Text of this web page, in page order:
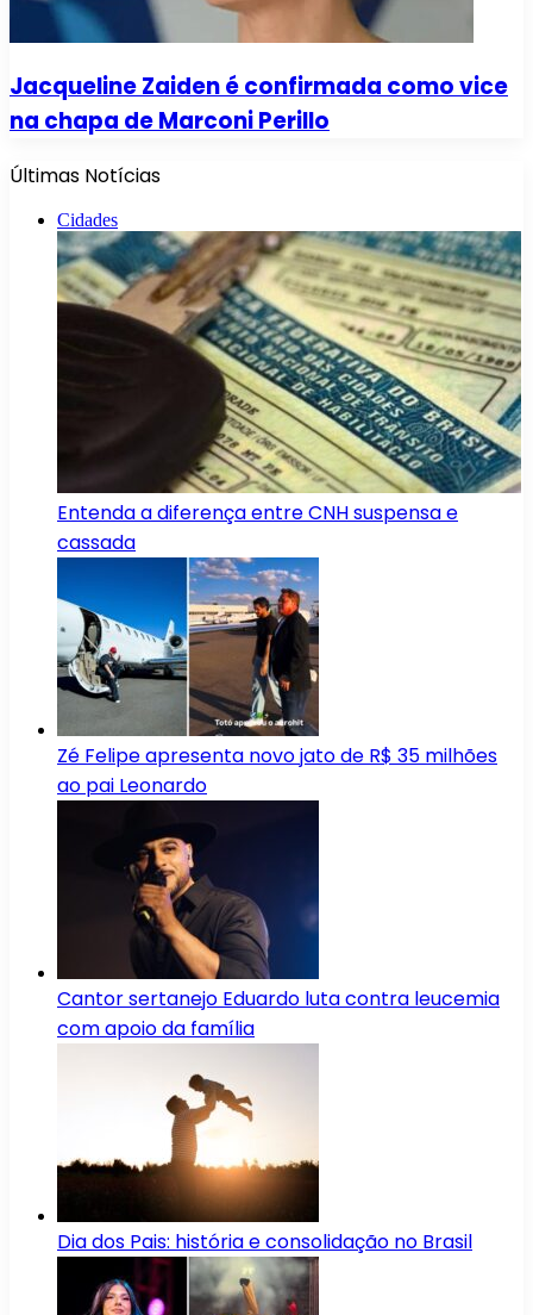
Jacqueline Zaiden é confirmada como vice
na chapa de Marconi Perillo
Últimas Notícias
Cidades
Entenda a diferença entre CNH suspensa e
cassada
Zé Felipe apresenta novo jato de R$ 35 milhões
ao pai Leonardo
Cantor sertanejo Eduardo luta contra leucemia
com apoio da família
Dia dos Pais: história e consolidação no Brasil